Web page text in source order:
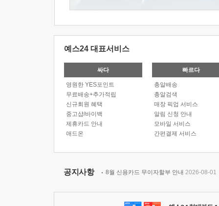
예스24 대표서비스
싸다
영원한 YES포인트
무료배송+추가적립
신규회원 혜택
중고샵/바이백
제휴카드 안내
애드온
빠르다
총알배송
총알검색
매장 픽업 서비스
알림 신청 안내
모바일 서비스
간편결제 서비스
공지사항 8월 신용카드 무이자할부 안내 2026-08-01